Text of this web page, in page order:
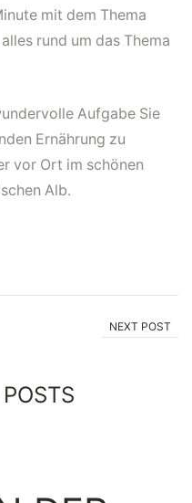
mit dem Thema
rund um das Thema
Aufgabe Sie
Ernährung zu
vor Ort im schönen
Alb.
NEXT POST
in der Hundeernährung